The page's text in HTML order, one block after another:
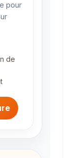
pour
de